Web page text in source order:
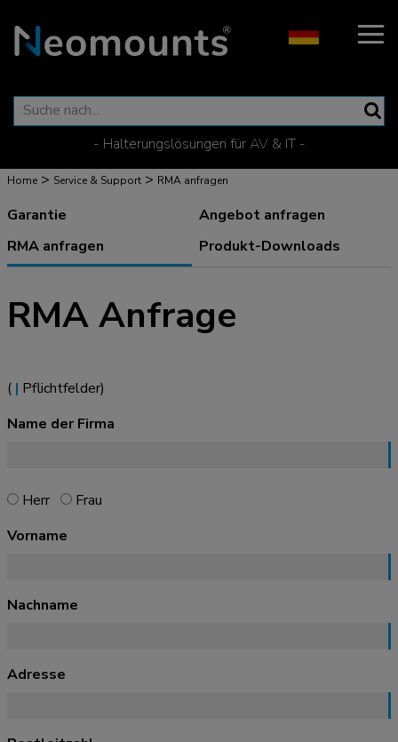
- Halterungslösungen für AV & IT -
Home > Service & Support > RMA anfragen
Garantie
Angebot anfragen
RMA anfragen
Produkt-Downloads
RMA Anfrage
( | Pflichtfelder)
Name der Firma
Herr
Frau
Vorname
Nachname
Adresse